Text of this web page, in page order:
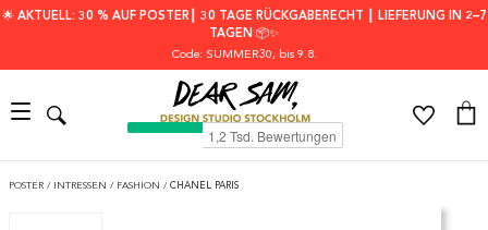
🌟 AKTUELL: 30 % AUF POSTER┃ 30 TAGE RÜCKGABERECHT ┃ LIEFERUNG IN 2–7
TAGEN 📦✨
Code: SUMMER30, bis 9.8.
POSTER / INTRESSEN / FASHION / CHANEL PARIS